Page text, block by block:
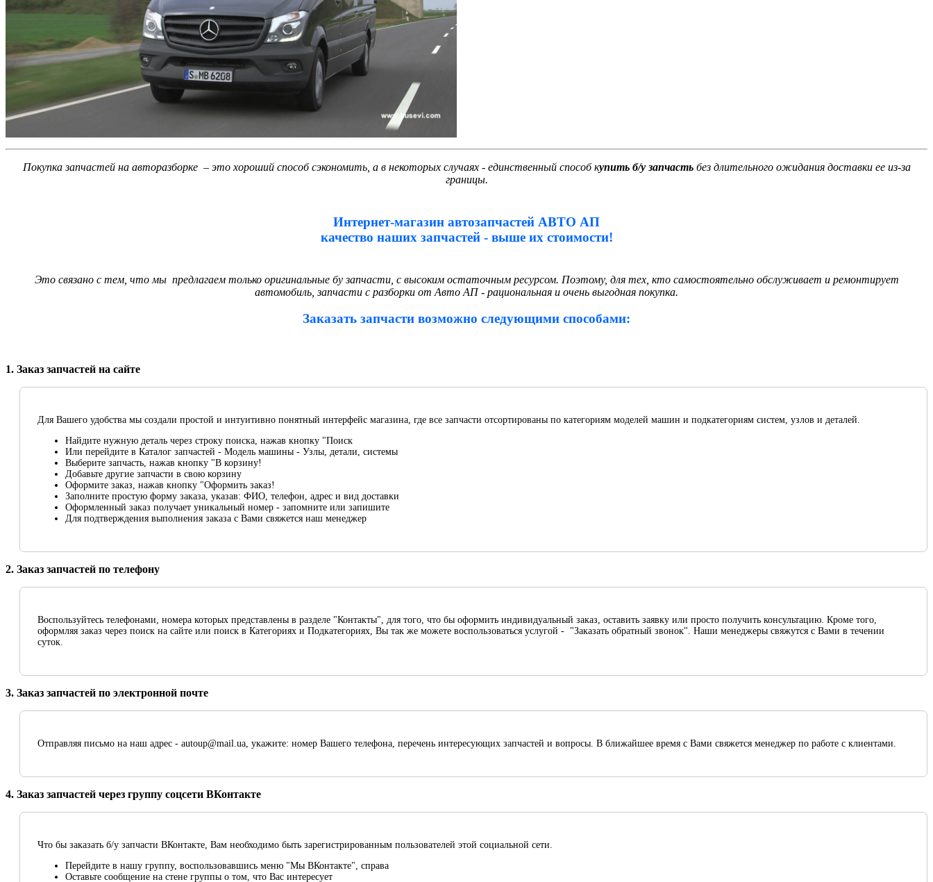
Покупка запчастей на авторазборке – это хороший способ сэкономить, а в некоторых случаях - единственный способ купить б/у запчастьбез длительного ожидания доставки ее из-за
границы.
Интернет-магазин автозапчастей АВТО АП
качество наших запчастей - выше их стоимости!
Это связано с тем, что мы предлагаем только оригинальные бу запчасти, с высоким остаточным ресурсом. Поэтому, для тех, кто самостоятельно обслуживает и ремонтирует
автомобиль, запчасти с разборки от Авто АП - рациональная и очень выгодная покупка.
Заказать запчасти возможно следующими способами:
1. Заказ запчастей на сайте
Для Вашего удобства мы создали простой и интуитивно понятный интерфейс магазина, где все запчасти отсортированы по категориям моделей машин и подкатегориям систем, узлов и деталей.
Найдите нужную деталь через строку поиска, нажав кнопку "Поиск
Или перейдите в Каталог запчастей - Модель машины - Узлы, детали, системы
Выберите запчасть, нажав кнопку "В корзину!
Добавьте другие запчасти в свою корзину
Оформите заказ, нажав кнопку "Оформить заказ!
Заполните простую форму заказа, указав: ФИО, телефон, адрес и вид доставки
Оформленный заказ получает уникальный номер - запомните или запишите
Для подтверждения выполнения заказа с Вами свяжется наш менеджер
2. Заказ запчастей по телефону
Воспользуйтесь телефонами, номера которых представлены в разделе "Контакты", для того, что бы оформить индивидуальный заказ, оставить заявку или просто получить консультацию. Кроме того,
оформляя заказ через поиск на сайте или поиск в Категориях и Подкатегориях, Вы так же можете воспользоваться услугой - "Заказать обратный звонок". Наши менеджеры свяжутся с Вами в течении
суток.
3. Заказ запчастей по электронной почте
Отправляя письмо на наш адрес - autoup@mail.ua, укажите: номер Вашего телефона, перечень интересующих запчастей и вопросы. В ближайшее время с Вами свяжется менеджер по работе с клиентами.
4. Заказ запчастей через группу соцсети ВКонтакте
Что бы заказать б/у запчасти ВКонтакте, Вам необходимо быть зарегистрированным пользователей этой социальной сети.
Перейдите в нашу группу, воспользовавшись меню "Мы ВКонтакте", справа
Оставьте сообщение на стене группы о том, что Вас интересует